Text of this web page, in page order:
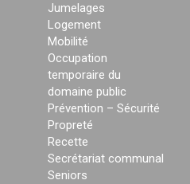
Jumelages
Logement
Mobilité
Occupation
temporaire du
domaine public
Prévention – Sécurité
Propreté
Recette
Secrétariat communal
Seniors